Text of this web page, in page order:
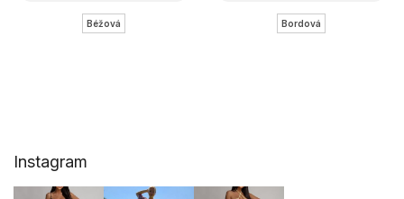
Béžová Bordová
Instagram